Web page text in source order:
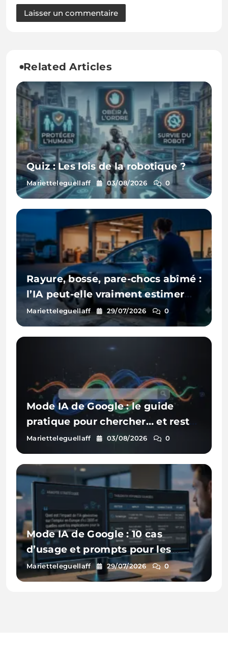
Related Articles
Quiz : Les lois de la robotique ?
Marietteleguellaff 03/08/2026 0
Rayure, bosse, pare-chocs abîmé :
l’IA peut-elle vraiment estimer
les réparations d’une voiture à
partir d’une photo ?
Marietteleguellaff 29/07/2026 0
Mode IA de Google : le guide
pratique pour chercher… et rester
visible
Marietteleguellaff 03/08/2026 0
Mode IA de Google : 10 cas
d’usage et prompts pour les
entreprises
Marietteleguellaff 29/07/2026 0